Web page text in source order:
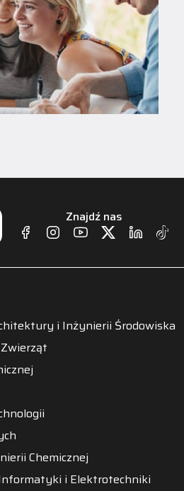
Znajdź nas
i Inżynierii Środowiska
Chemicznej
i Elektrotechniki